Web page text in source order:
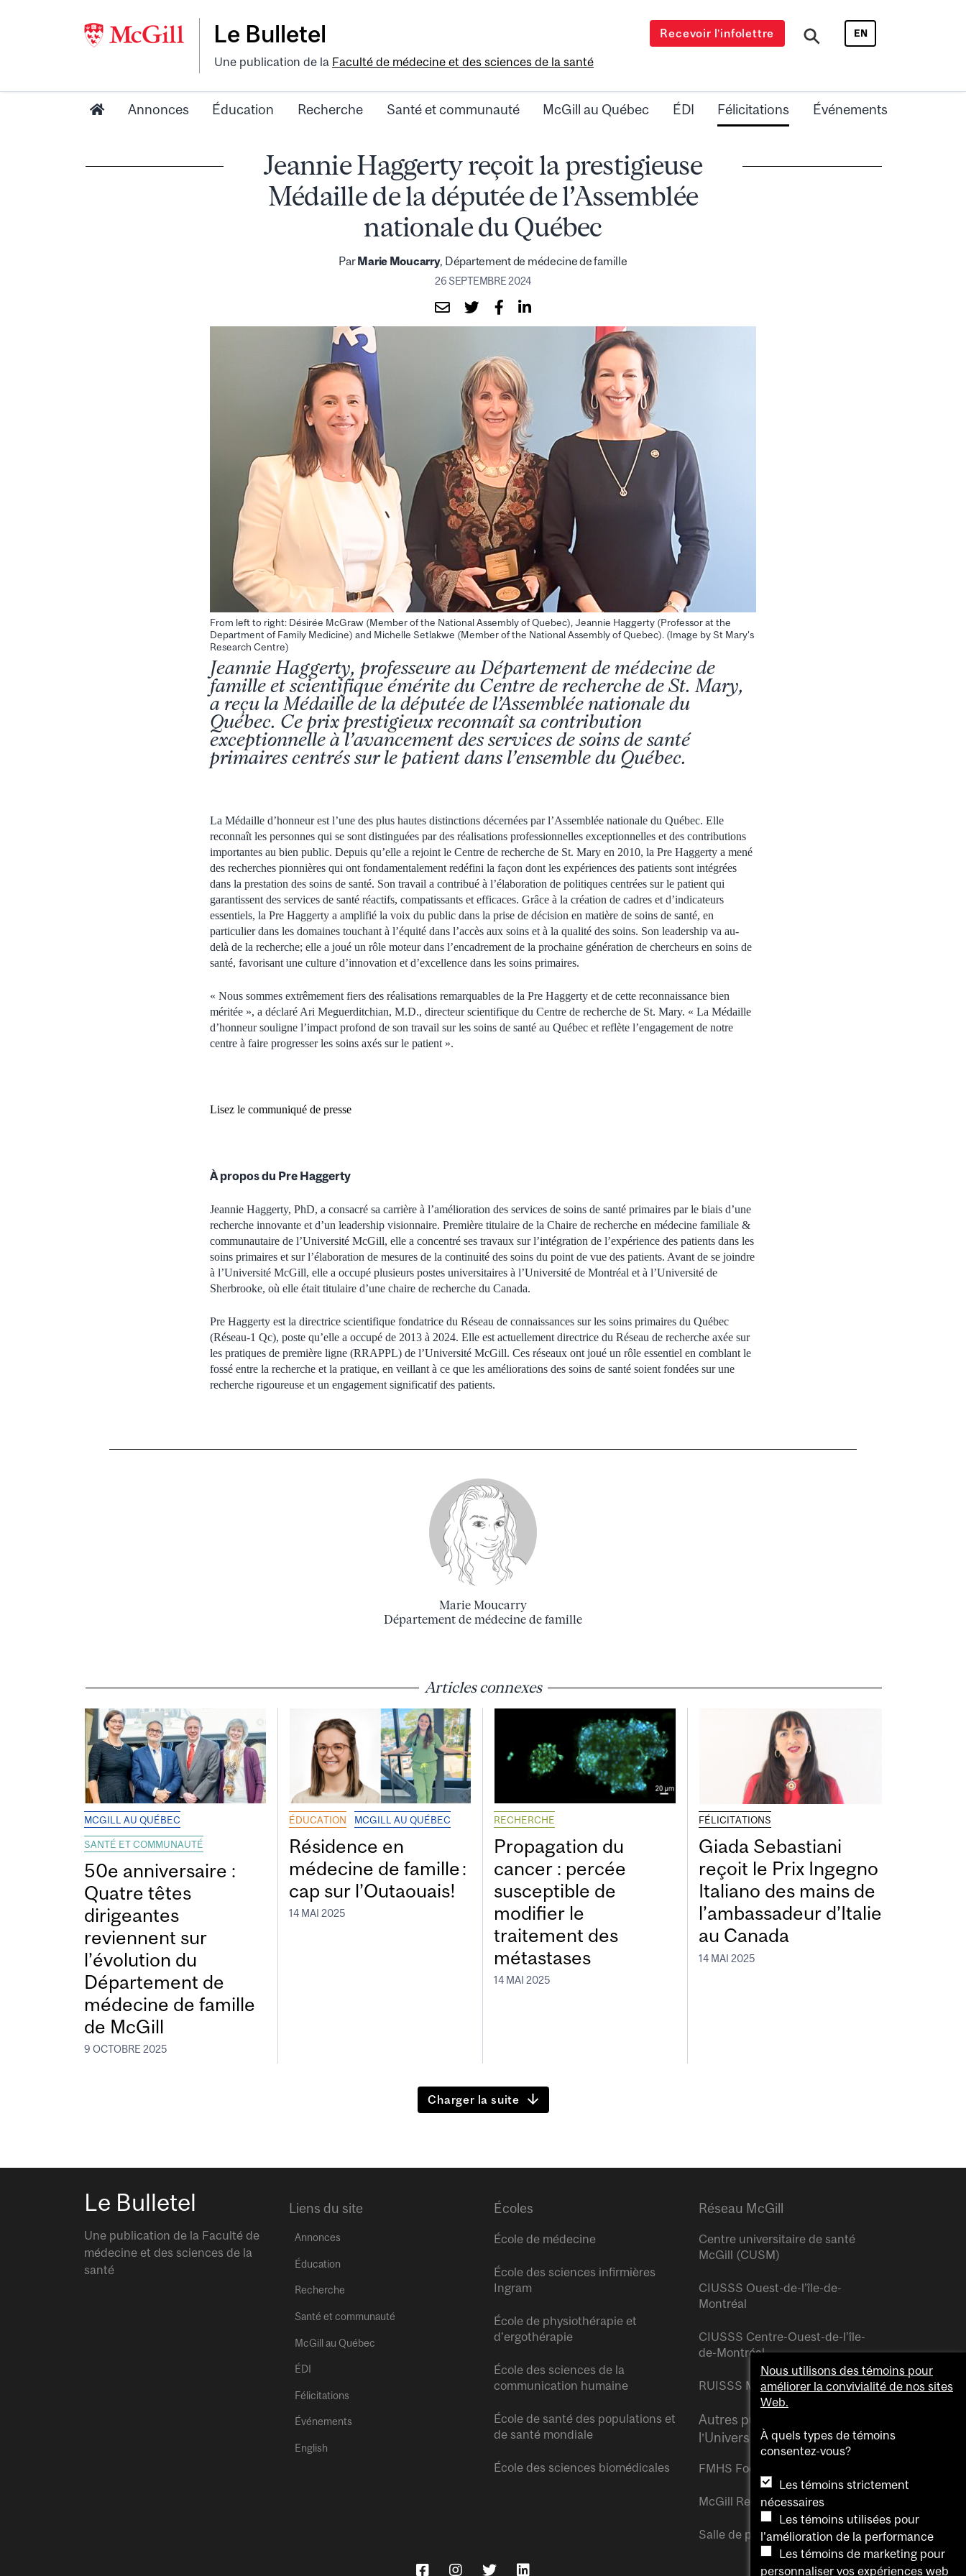
Le Bulletel
Une publication de la Faculté de médecine et des sciences de la santé
Recevoir l’infolettre EN
Annonces Éducation Recherche Santé et communauté McGill au Québec ÉDI Félicitations Événements
Jeannie Haggerty reçoit la prestigieuse
Médaille de la députée de l’Assemblée
nationale du Québec
ParMarie Moucarry, Département de médecine de famille
26 SEPTEMBRE 2024
From left to right: Désirée McGraw (Member of the National Assembly of Quebec), Jeannie Haggerty (Professor at the
Department of Family Medicine) and Michelle Setlakwe (Member of the National Assembly of Quebec). (Image by St Mary's
Research Centre)
Jeannie Haggerty, professeure au Département de médecine de
famille et scientifique émérite du Centre de recherche de St. Mary,
a reçu la Médaille de la députée de l’Assemblée nationale du
Québec. Ce prix prestigieux reconnaît sa contribution
exceptionnelle à l’avancement des services de soins de santé
primaires centrés sur le patient dans l’ensemble du Québec.
La Médaille d’honneur est l’une des plus hautes distinctions décernées par l’Assemblée nationale du Québec. Elle
reconnaît les personnes qui se sont distinguées par des réalisations professionnelles exceptionnelles et des contributions
importantes au bien public. Depuis qu’elle a rejoint le Centre de recherche de St. Mary en 2010, la Pre Haggerty a mené
des recherches pionnières qui ont fondamentalement redéfini la façon dont les expériences des patients sont intégrées
dans la prestation des soins de santé. Son travail a contribué à l’élaboration de politiques centrées sur le patient qui
garantissent des services de santé réactifs, compatissants et efficaces. Grâce à la création de cadres et d’indicateurs
essentiels, la Pre Haggerty a amplifié la voix du public dans la prise de décision en matière de soins de santé, en
particulier dans les domaines touchant à l’équité dans l’accès aux soins et à la qualité des soins. Son leadership va au-
delà de la recherche; elle a joué un rôle moteur dans l’encadrement de la prochaine génération de chercheurs en soins de
santé, favorisant une culture d’innovation et d’excellence dans les soins primaires.
« Nous sommes extrêmement fiers des réalisations remarquables de la Pre Haggerty et de cette reconnaissance bien
méritée », a déclaré Ari Meguerditchian, M.D., directeur scientifique du Centre de recherche de St. Mary. « La Médaille
d’honneur souligne l’impact profond de son travail sur les soins de santé au Québec et reflète l’engagement de notre
centre à faire progresser les soins axés sur le patient ».
Lisez le communiqué de presse
À propos du Pre Haggerty
Jeannie Haggerty, PhD, a consacré sa carrière à l’amélioration des services de soins de santé primaires par le biais d’une
recherche innovante et d’un leadership visionnaire. Première titulaire de la Chaire de recherche en médecine familiale &
communautaire de l’Université McGill, elle a concentré ses travaux sur l’intégration de l’expérience des patients dans les
soins primaires et sur l’élaboration de mesures de la continuité des soins du point de vue des patients. Avant de se joindre
à l’Université McGill, elle a occupé plusieurs postes universitaires à l’Université de Montréal et à l’Université de
Sherbrooke, où elle était titulaire d’une chaire de recherche du Canada.
Pre Haggerty est la directrice scientifique fondatrice du Réseau de connaissances sur les soins primaires du Québec
(Réseau-1 Qc), poste qu’elle a occupé de 2013 à 2024. Elle est actuellement directrice du Réseau de recherche axée sur
les pratiques de première ligne (RRAPPL) de l’Université McGill. Ces réseaux ont joué un rôle essentiel en comblant le
fossé entre la recherche et la pratique, en veillant à ce que les améliorations des soins de santé soient fondées sur une
recherche rigoureuse et un engagement significatif des patients.
Marie Moucarry
Département de médecine de famille
Articles connexes
MCGILL AU QUÉBEC
SANTÉ ET COMMUNAUTÉ
50e anniversaire :
Quatre têtes
dirigeantes
reviennent sur
l’évolution du
Département de
médecine de famille
de McGill
9 OCTOBRE 2025
ÉDUCATION MCGILL AU QUÉBEC
Résidence en
médecine de famille :
cap sur l’Outaouais!
14 MAI 2025
RECHERCHE
Propagation du
cancer : percée
susceptible de
modifier le
traitement des
métastases
14 MAI 2025
FÉLICITATIONS
Giada Sebastiani
reçoit le Prix Ingegno
Italiano des mains de
l’ambassadeur d’Italie
au Canada
14 MAI 2025
Charger la suite
Le Bulletel
Une publication de la Faculté de
médecine et des sciences de la
santé
Liens du site
Annonces
Éducation
Recherche
Santé et communauté
McGill au Québec
ÉDI
Félicitations
Événements
English
Écoles
École de médecine
École des sciences infirmières
Ingram
École de physiothérapie et
d’ergothérapie
École des sciences de la
communication humaine
École de santé des populations et
de santé mondiale
École des sciences biomédicales
Réseau McGill
Centre universitaire de santé
McGill (CUSM)
CIUSSS Ouest-de-l’île-de-
Montréal
CIUSSS Centre-Ouest-de-l’île-
de-Montréal
RUISSS McGill
Autres publications de
l’Université McGill
FMHS Focus
McGill Reporter
Salle de presse McGill
Nous utilisons des témoins pour
améliorer la convivialité de nos sites
Web.
À quels types de témoins
consentez-vous?
Les témoins strictement
nécessaires
Les témoins utilisées pour
l'amélioration de la performance
Les témoins de marketing pour
personnaliser vos expériences web